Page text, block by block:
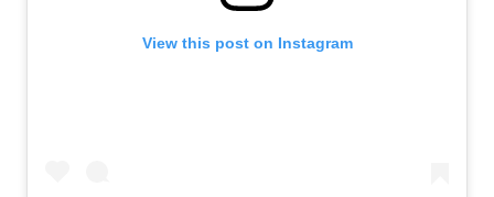
View this post on Instagram